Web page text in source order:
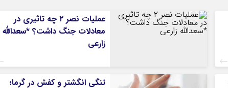
عملیات نصر ۲ چه تاثیری در
معادلات جنگ داشت؟ *سعدالله
زارعی
تنگی انگشتر و کفش در گرما؛